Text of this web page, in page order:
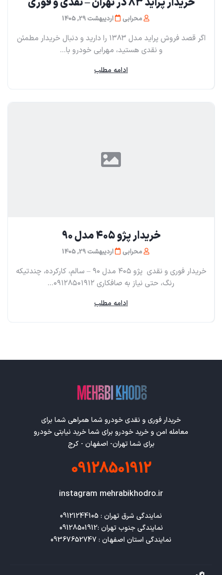
محرابی اردیبهشت 29, 1405
اگر قصد فروش پراید مدل ۱۳۸۳ را دارید و دنبال خریدار مطمئن
و نقدی هستید، مهرابی خودرو با...
ادامه مطلب
خریدار پژو ۴۰۵ مدل ۹۰
محرابی اردیبهشت 29, 1405
خریدار فوری و نقدی پژو ۴۰۵ مدل ۹۰ – سالم، کارکرده، چندتیکه
رنگ، حتی نیاز به صافکاری ۰۹۱۲۸۵۰۱۹۱۲...
ادامه مطلب
خریدار فوری و نقدی خودرو شما همراهی شما برای
معامله امن و خرید خودرو برای شما خرید نیابتی خودرو
برای شما تهران- اصفهان - کرج
09128501912
instagram mehrabikhodro.ir
نمایندگی استان اصفهان : 09367652747